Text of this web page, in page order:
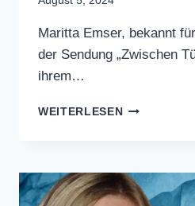
BLOG
Maritta Emser
August 5, 2024
in der Sendung
Tränen“ und ihrem…